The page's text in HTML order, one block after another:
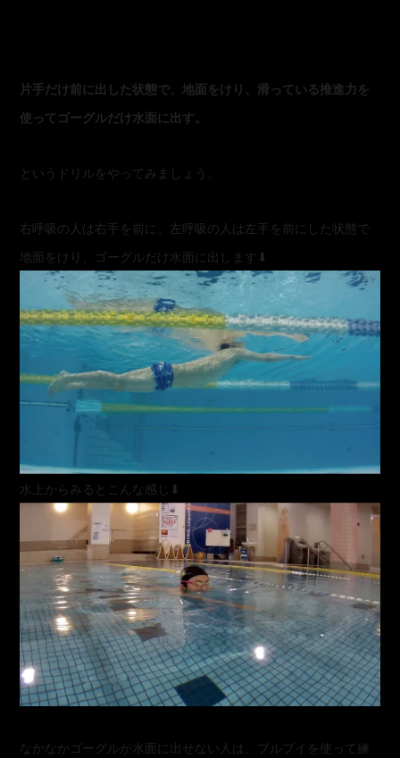
片手だけ前に出した状態で、地面をけり、滑っている推進力を
使ってゴーグルだけ水面に出す。
というドリルをやってみましょう。
右呼吸の人は右手を前に。左呼吸の人は左手を前にした状態で
地面をけり、ゴーグルだけ水面に出します⬇︎
水上からみるとこんな感じ⬇︎
なかなかゴーグルが水面に出せない人は、プルブイを使って練